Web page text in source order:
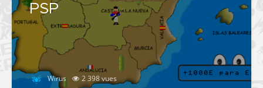
PSP
Wirus 2 398 vues